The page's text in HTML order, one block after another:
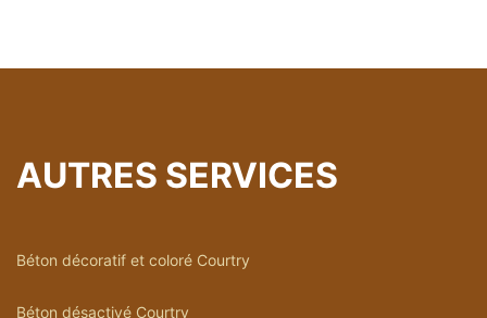
AUTRES SERVICES
Béton décoratif et coloré Courtry
Béton désactivé Courtry